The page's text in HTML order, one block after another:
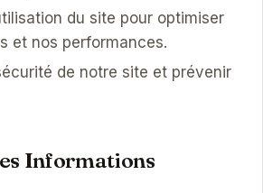
du site pour optimiser
et nos performances.
de notre site et prévenir
Informations